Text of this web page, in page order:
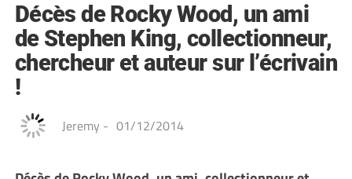
Décès de Rocky Wood, un ami
de Stephen King, collectionneur,
chercheur et auteur sur l’écrivain
!
Jeremy - 01/12/2014